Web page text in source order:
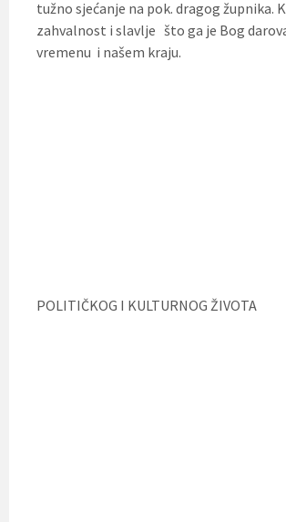
tužno sjećanje na pok. dragog župnika.
zahvalnost i slavlje što ga je Bog
vremenu i našem kraju.
POLITIČKOG I KULTURNOG ŽIVOTA